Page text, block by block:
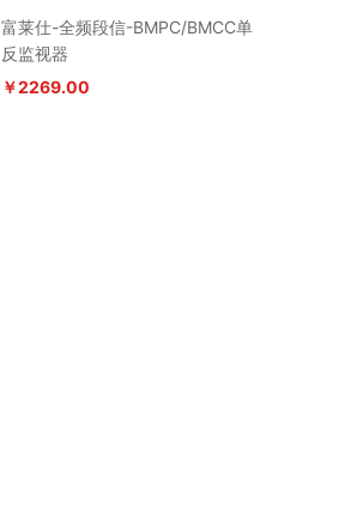
富莱仕-全频段信-BMPC/BMCC单
反监视器
￥2269.00